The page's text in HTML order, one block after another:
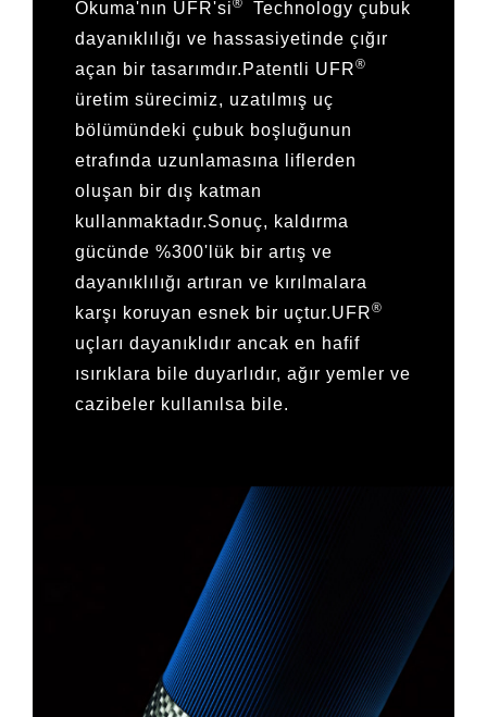
Okuma'nın UFR'si®
Technology çubuk
dayanıklılığı ve hassasiyetinde çığır
açan bir tasarımdır.Patentli UFR®
üretim sürecimiz, uzatılmış uç
bölümündeki çubuk boşluğunun
etrafında uzunlamasına liflerden
oluşan bir dış katman
kullanmaktadır.Sonuç, kaldırma
gücünde %300'lük bir artış ve
dayanıklılığı artıran ve kırılmalara
karşı koruyan esnek bir uçtur.UFR®
uçları dayanıklıdır ancak en hafif
ısırıklara bile duyarlıdır, ağır yemler ve
cazibeler kullanılsa bile.